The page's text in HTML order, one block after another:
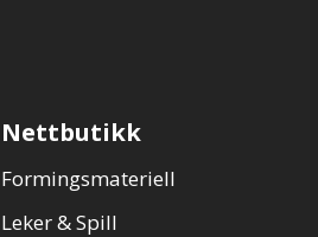
Nettbutikk
Formingsmateriell
Leker & Spill